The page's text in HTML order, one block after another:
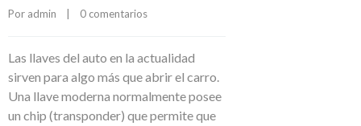
Por admin 0 comentarios
Las llaves del auto en la actualidad
sirven para algo más que abrir el carro.
Una llave moderna normalmente posee
un chip (transponder) que permite que